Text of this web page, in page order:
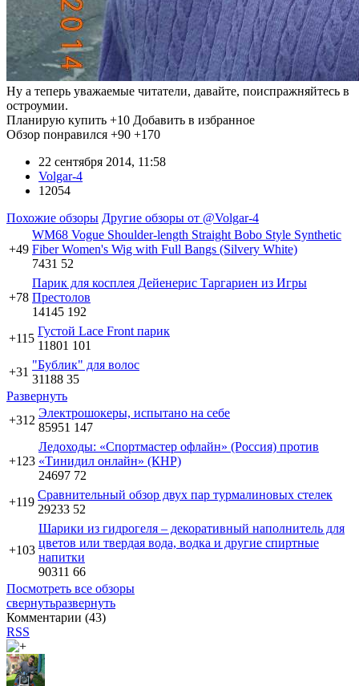
Ну а теперь уважаемые читатели, давайте, поиспражняйтесь в
остроумии.
Планирую купить +10 Добавить в избранное
Обзор понравился +90 +170
22 сентября 2014, 11:58
Volgar-4
12054
Похожие обзоры Другие обзоры от @Volgar-4
+49
WM68 Vogue Shoulder-length Straight Bobo Style Synthetic
Fiber Women's Wig with Full Bangs (Silvery White)
7431 52
+78
Парик для косплея Дейенерис Таргариен из Игры
Престолов
14145 192
+115
Густой Lace Front парик
11801 101
+31
"Бублик" для волос
31188 35
Развернуть
+312
Электрошокеры, испытано на себе
85951 147
+123
Ледоходы: «Спортмастер офлайн» (Россия) против
«Тинидил онлайн» (КНР)
24697 72
+119
Сравнительный обзор двух пар турмалиновых стелек
29233 52
+103
Шарики из гидрогеля – декоративный наполнитель для
цветов или твердая вода, водка и другие спиртные
напитки
90311 66
Посмотреть все обзоры
свернутьразвернуть
Комментарии (43)
RSS